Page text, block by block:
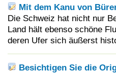
Mit dem Kanu von
Die Schweiz hat nicht nur
Land hält ebenso schöne
deren Ufer sich äußerst
Besichtigen Sie die